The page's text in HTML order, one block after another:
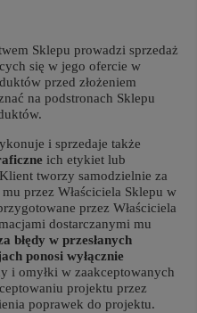
Sklepu prowadzi sprzedaż
się w jego ofercie w
przed złożeniem
na podstronach Sklepu
i sprzedaje także
ich etykiet lub
tworzy samodzielnie za
przez Właściciela Sklepu w
przez Właściciela
dostarczanymi mu
błędy w przesłanych
ponosi wyłącznie
i omyłki w zaakceptowanych
projektu przez
poprawek do projektu.